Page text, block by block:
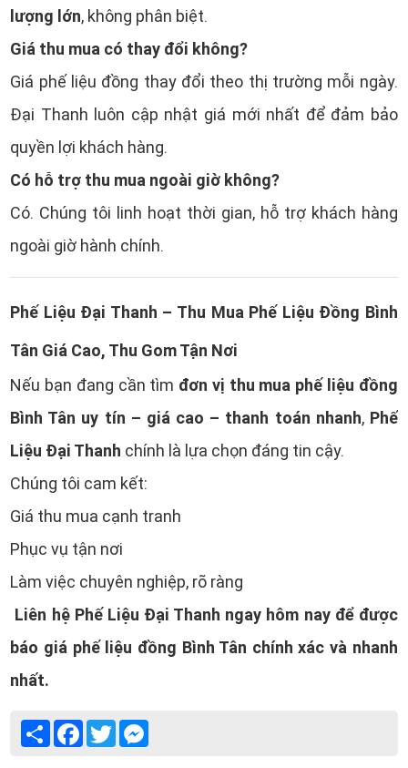
lượng lớn, không phân biệt.
Giá thu mua có thay đổi không?
Giá phế liệu đồng thay đổi theo thị trường mỗi ngày.
Đại Thanh luôn cập nhật giá mới nhất để đảm bảo
quyền lợi khách hàng.
Có hỗ trợ thu mua ngoài giờ không?
Có. Chúng tôi linh hoạt thời gian, hỗ trợ khách hàng
ngoài giờ hành chính.
Phế Liệu Đại Thanh – Thu Mua Phế Liệu Đồng Bình
Tân Giá Cao, Thu Gom Tận Nơi
Nếu bạn đang cần tìm đơn vị thu mua phế liệu đồng
Bình Tân uy tín – giá cao – thanh toán nhanh, Phế
Liệu Đại Thanh chính là lựa chọn đáng tin cậy.
Chúng tôi cam kết:
Giá thu mua cạnh tranh
Phục vụ tận nơi
Làm việc chuyên nghiệp, rõ ràng
Liên hệ Phế Liệu Đại Thanh ngay hôm nay để được
báo giá phế liệu đồng Bình Tân chính xác và nhanh
nhất.
Share Facebook
Twitter